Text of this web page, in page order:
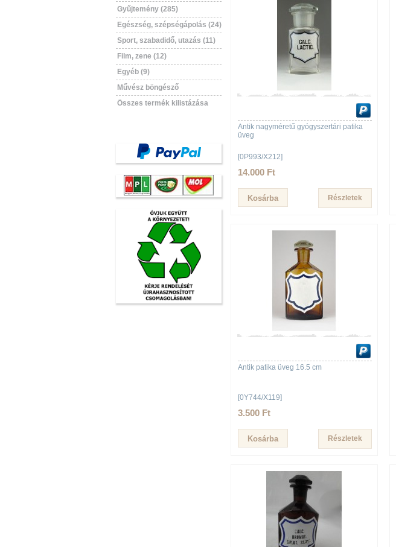
Gyűjtemény (285)
Egészség, szépségápolás (24)
Sport, szabadidő, utazás (11)
Film, zene (12)
Egyéb (9)
Művész böngésző
Összes termék kilistázása
Antik nagyméretű gyógyszertári patika
üveg
[0P993/X212]
14.000 Ft
Részletek
Antik patika üveg 16.5 cm
[0Y744/X119]
3.500 Ft
Részletek